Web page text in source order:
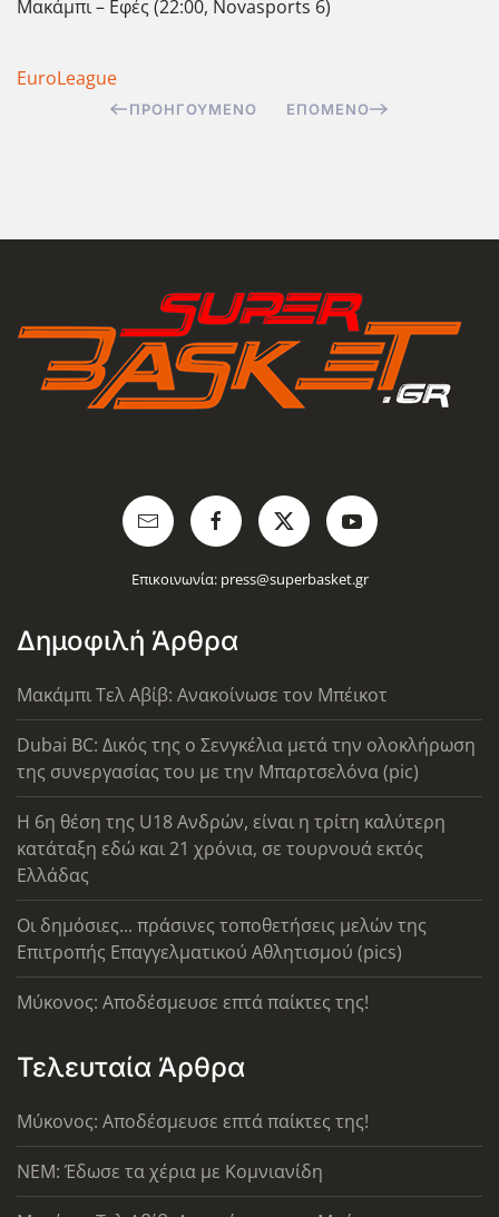
Μακάμπι – Εφές (22:00, Novasports 6)
EuroLeague
ΠΡΟΗΓΟΎΜΕΝΟ ΕΠΌΜΕΝΟ
Επικοινωνία: press@superbasket.gr
Δημοφιλή Άρθρα
Μακάμπι Τελ Αβίβ: Ανακοίνωσε τον Μπέικοτ
Dubai BC: Δικός της ο Σενγκέλια μετά την ολοκλήρωση
της συνεργασίας του με την Μπαρτσελόνα (pic)
Η 6η θέση της U18 Ανδρών, είναι η τρίτη καλύτερη
κατάταξη εδώ και 21 χρόνια, σε τουρνουά εκτός
Ελλάδας
Οι δημόσιες... πράσινες τοποθετήσεις μελών της
Επιτροπής Επαγγελματικού Αθλητισμού (pics)
Μύκονος: Αποδέσμευσε επτά παίκτες της!
Τελευταία Άρθρα
Μύκονος: Αποδέσμευσε επτά παίκτες της!
ΝΕΜ: Έδωσε τα χέρια με Κομνιανίδη